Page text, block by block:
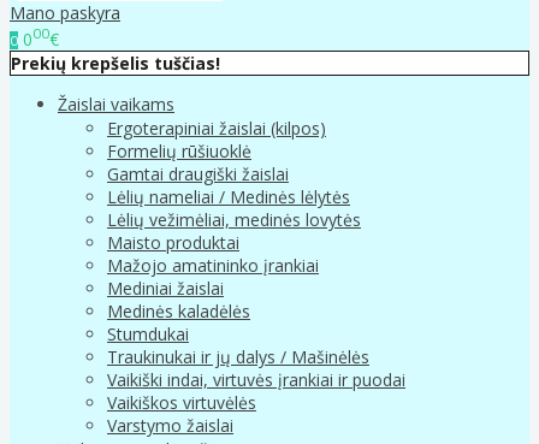
Mano paskyra
0 000€
Prekių krepšelis tuščias!
Žaislai vaikams
Ergoterapiniai žaislai (kilpos)
Formelių rūšiuoklė
Gamtai draugiški žaislai
Lėlių nameliai / Medinės lėlytės
Lėlių vežimėliai, medinės lovytės
Maisto produktai
Mažojo amatininko įrankiai
Mediniai žaislai
Medinės kaladėlės
Stumdukai
Traukinukai ir jų dalys / Mašinėlės
Vaikiški indai, virtuvės įrankiai ir puodai
Vaikiškos virtuvėlės
Varstymo žaislai